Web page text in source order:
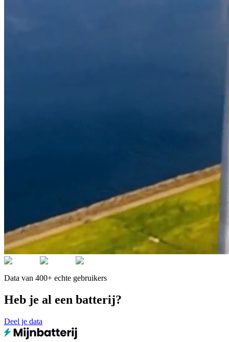
Data van 400+ echte gebruikers
Heb je al een batterij?
Deel je data